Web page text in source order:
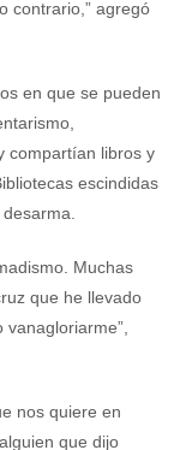
contrario,” agregó
en que se pueden
compartían libros y
escindidas
Muchas
que he llevado
nos quiere en
que dijo